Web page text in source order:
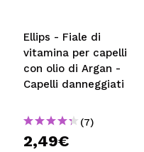
Ellips - Fiale di
vitamina per capelli
con olio di Argan -
Capelli danneggiati
(7)
2,49€